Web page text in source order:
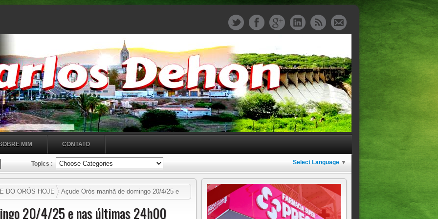
MIM CONTATO
Topics : Select Language ▼
DO ORÓS HOJE
Açude Orós manhã de domingo 20/4/25 e
20/4/25 e nas últimas 24h00